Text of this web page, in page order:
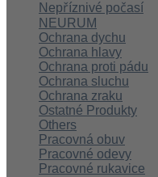
Nepříznivé počasí
NEURUM
Ochrana dychu
Ochrana hlavy
Ochrana proti pádu
Ochrana sluchu
Ochrana zraku
Ostatné Produkty
Others
Pracovná obuv
Pracovné odevy
Pracovné rukavice